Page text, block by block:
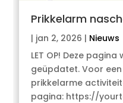
Prikkelarm
| jan 2, 2026 | Nieuws
LET OP! Deze
geüpdatet. Voor
prikkelarme
pagina: https://